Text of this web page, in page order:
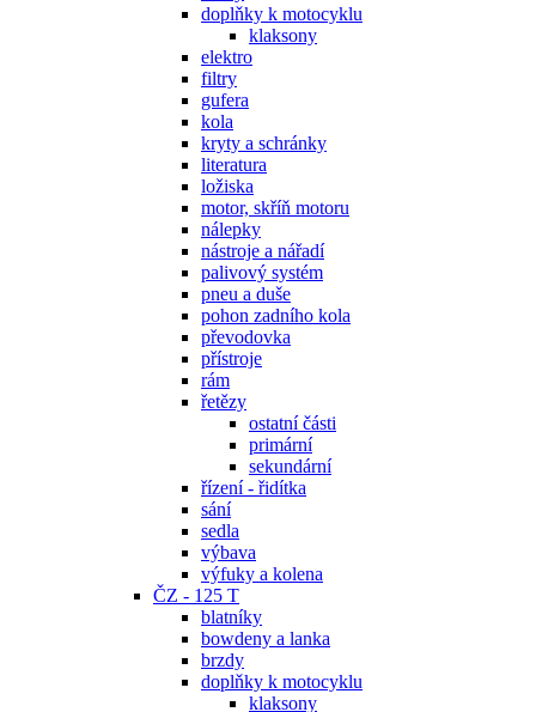
doplňky k motocyklu
klaksony
elektro
filtry
gufera
kola
kryty a schránky
literatura
ložiska
motor, skříň motoru
nálepky
nástroje a nářadí
palivový systém
pneu a duše
pohon zadního kola
převodovka
přístroje
rám
řetězy
ostatní části
primární
sekundární
řízení - řidítka
sání
sedla
výbava
výfuky a kolena
ČZ - 125 T
blatníky
bowdeny a lanka
brzdy
doplňky k motocyklu
klaksony